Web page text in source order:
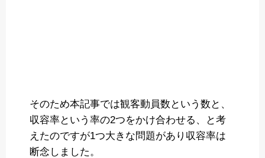
そのため本記事では観客動員数という数と、
収容率という率の2つをかけ合わせる、と考
えたのですが1つ大きな問題があり収容率は
断念しました。